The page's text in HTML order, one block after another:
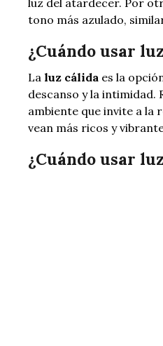
tono más azulado,
¿Cuándo usar
La luz cálida es la
descanso y la intimidad.
ambiente que invite a la
vean más ricos y
¿Cuándo usar